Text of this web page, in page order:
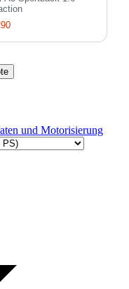
und Motorisierung